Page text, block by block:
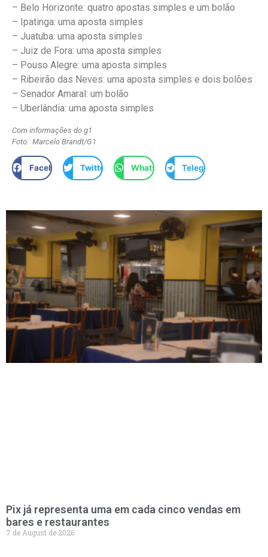
– Belo Horizonte: quatro apostas simples e um bolão
– Ipatinga: uma aposta simples
– Juatuba: uma aposta simples
– Juiz de Fora: uma aposta simples
– Pouso Alegre: uma aposta simples
– Ribeirão das Neves: uma aposta simples e dois bolões
– Senador Amaral: um bolão
– Uberlândia: uma aposta simples
Com informações do g1
Foto: Marcelo Brandt/G1
Facebook Twitter WhatsApp Telegram
Pix já representa uma em cada cinco vendas em
bares e restaurantes
7 de August de 2026